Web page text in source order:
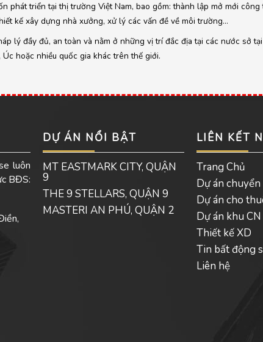
phát triển tại thị trường Việt Nam, bao gồm: thành lập mở mới
kế xây dựng nhà xưởng, xử lý các vấn đề về môi trường…
lý đầy đủ, an toàn và nằm ở những vị trí đắc địa tại các nước sở
hoặc nhiều quốc gia khác trên thế giới.
luôn
BĐS:
DỰ ÁN NỔI BẬT
MT EASTMARK CITY, QUẬN
9
THE 9 STELLARS, QUẬN 9
MASTERI AN PHÚ, QUẬN 2
LIÊN KẾT
Trang Chủ
Dự án
Dự án cho
Dự án khu CN
Thiết kế XD
Tin bất động
Liên hệ